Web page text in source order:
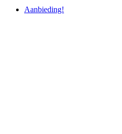
Aanbieding!